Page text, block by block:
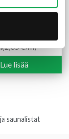
(2,05 €/m)
Lue lisää
saunalistat